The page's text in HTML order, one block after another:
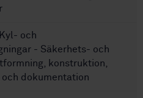
Kyl- och
- Säkerhets- och
konstruktion,
dokumentation